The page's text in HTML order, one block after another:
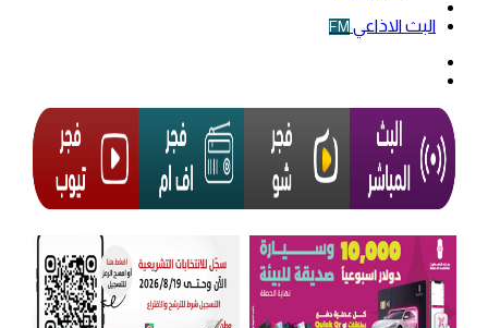
البث الاذاعي FM